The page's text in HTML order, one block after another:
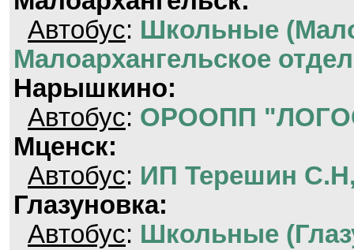
Автобус: Школьные
Малоархангельское
Нарышкино:
Автобус: ОРООПП
Мценск:
Автобус: ИП Терешин
Глазуновка:
Автобус: Школьные